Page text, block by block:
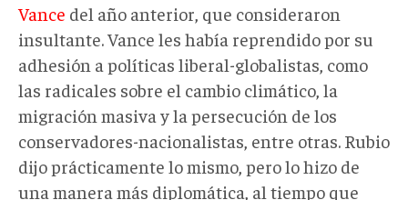
Vance del año anterior, que consideraron
insultante. Vance les había reprendido por su
adhesión a políticas liberal-globalistas, como
las radicales sobre el cambio climático, la
migración masiva y la persecución de los
conservadores-nacionalistas, entre otras. Rubio
dijo prácticamente lo mismo, pero lo hizo de
una manera más diplomática, al tiempo que